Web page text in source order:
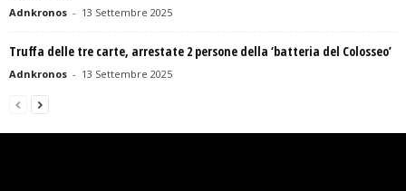
Adnkronos - 13 Settembre 2025
Truffa delle tre carte, arrestate 2 persone della ‘batteria del Colosseo’
Adnkronos - 13 Settembre 2025